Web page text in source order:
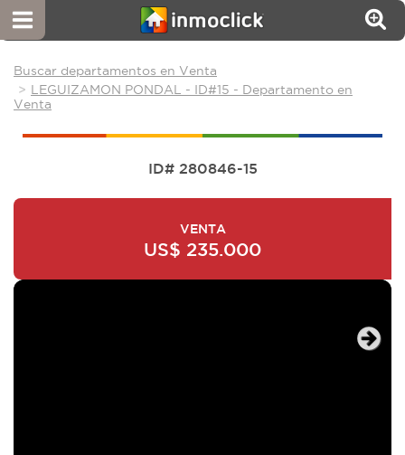
Buscar departamentos en Venta
LEGUIZAMON PONDAL - ID#15 - Departamento en
Venta
ID# 280846-15
VENTA
US$ 235.000